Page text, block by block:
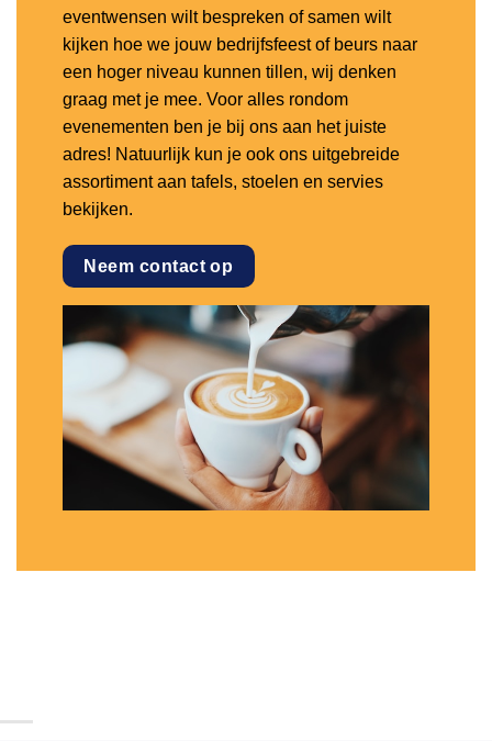
eventwensen wilt bespreken of samen wilt
kijken hoe we jouw bedrijfsfeest of beurs naar
een hoger niveau kunnen tillen, wij denken
graag met je mee. Voor alles rondom
evenementen ben je bij ons aan het juiste
adres! Natuurlijk kun je ook ons uitgebreide
assortiment aan tafels, stoelen en servies
bekijken.
Neem contact op